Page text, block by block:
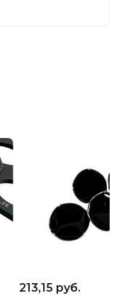
213,15 руб.